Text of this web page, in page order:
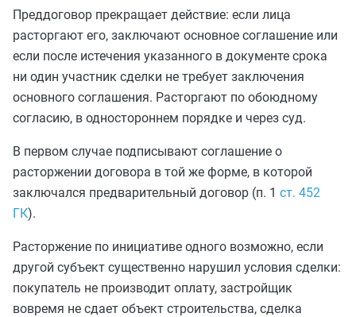
Преддоговор прекращает действие: если лица
расторгают его, заключают основное соглашение или
если после истечения указанного в документе срока
ни один участник сделки не требует заключения
основного соглашения. Расторгают по обоюдному
согласию, в одностороннем порядке и через суд.
В первом случае подписывают соглашение о
расторжении договора в той же форме, в которой
заключался предварительный договор (п. 1 ст. 452
ГК).
Расторжение по инициативе одного возможно, если
другой субъект существенно нарушил условия сделки:
покупатель не производит оплату, застройщик
вовремя не сдает объект строительства, сделка